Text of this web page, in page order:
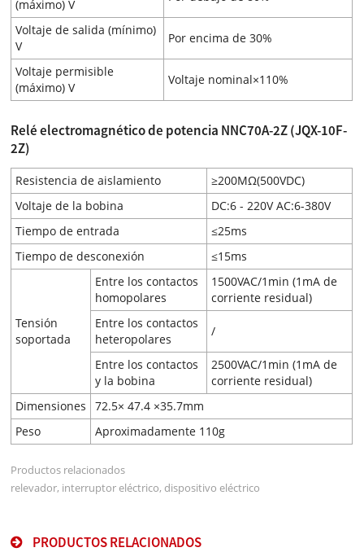
(máximo) V
Voltaje de salida (mínimo)
V
Por encima de 30%
Voltaje permisible
(máximo) V
Voltaje nominal×110%
Relé electromagnético de potencia NNC70A-2Z (JQX-10F-
2Z)
Resistencia de aislamiento
≥200MΩ(500VDC)
Voltaje de la bobina
DC:6 - 220V AC:6-380V
Tiempo de entrada
≤25ms
Tiempo de desconexión
≤15ms
Tensión
soportada
Entre los contactos
homopolares
1500VAC/1min (1mA de
corriente residual)
Entre los contactos
heteropolares
/
Entre los contactos
y la bobina
2500VAC/1min (1mA de
corriente residual)
Dimensiones
72.5× 47.4 ×35.7mm
Peso
Aproximadamente 110g
Productos relacionados
relevador, interruptor eléctrico, dispositivo eléctrico
PRODUCTOS RELACIONADOS